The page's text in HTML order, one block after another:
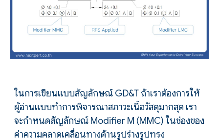
ในการเขียนแบบสัญลักษณ์ GD&Tถ้าเราต้องการให้
ผู้อ่านแบบทำการพิจารณาสภาวะเนื้อวัสดุมากสุด เรา
จะกำหนดสัญลักษณ์ Modifier M (MMC) ในช่องของ
ค่าความคลาดเคลื่อนทางด้านรูปร่างรูปทรง